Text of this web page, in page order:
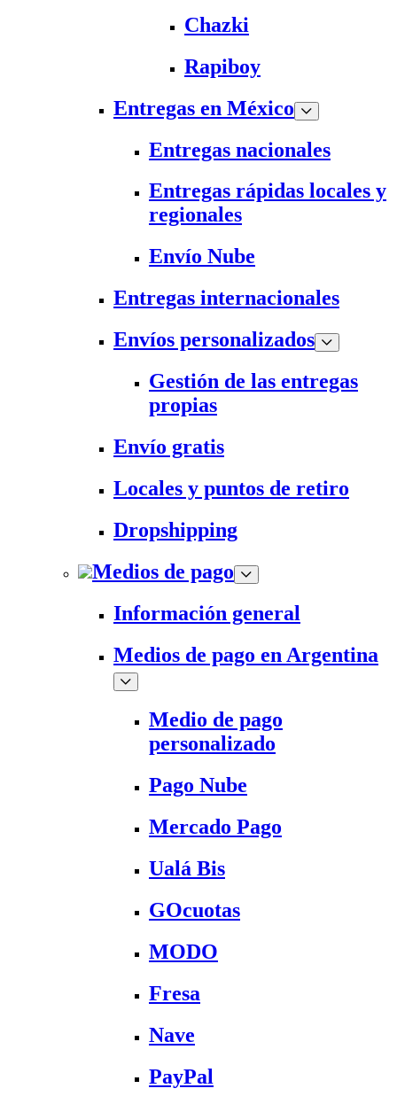
Chazki
Rapiboy
Entregas en México
Entregas nacionales
Entregas rápidas locales y
regionales
Envío Nube
Entregas internacionales
Envíos personalizados
Gestión de las entregas
propias
Envío gratis
Locales y puntos de retiro
Dropshipping
Medios de pago
Información general
Medios de pago en Argentina
Medio de pago
personalizado
Pago Nube
Mercado Pago
Ualá Bis
GOcuotas
MODO
Fresa
Nave
PayPal